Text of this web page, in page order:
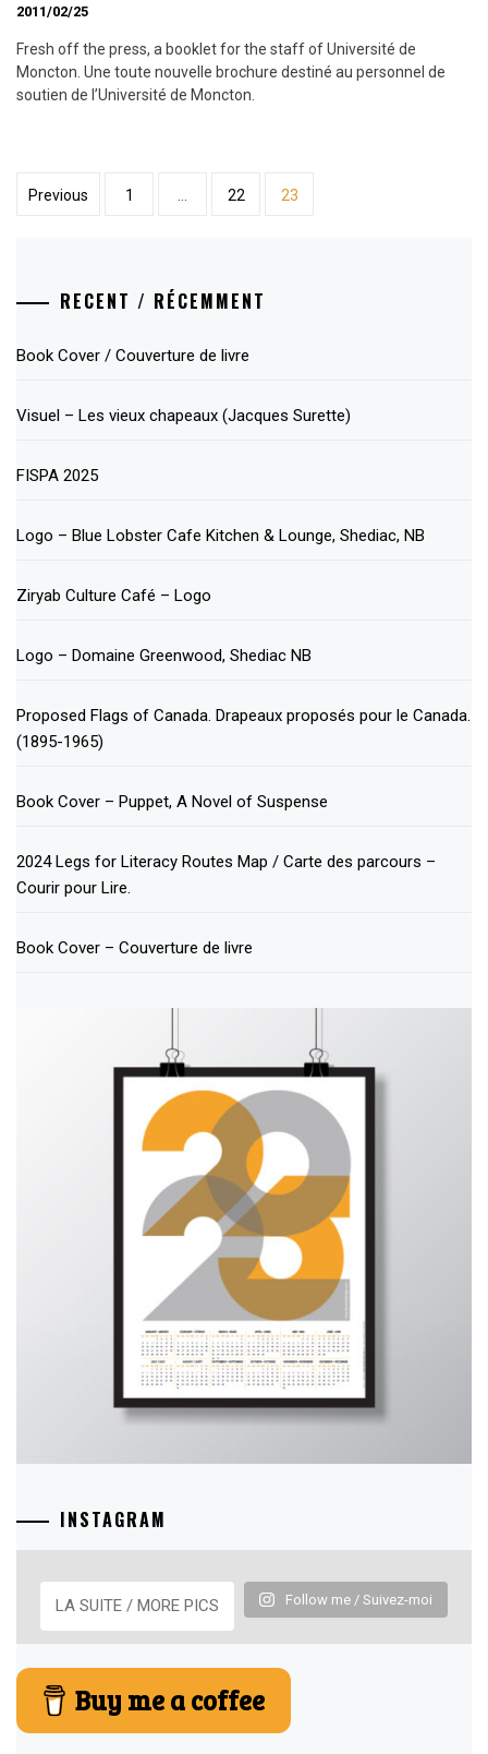
2011/02/25
Fresh off the press, a booklet for the staff of Université de
Moncton. Une toute nouvelle brochure destiné au personnel de
soutien de l’Université de Moncton.
Posts
Previous 1 22 23
RECENT / RÉCEMMENT
Book Cover / Couverture de livre
Visuel – Les vieux chapeaux (Jacques Surette)
FISPA 2025
Logo – Blue Lobster Cafe Kitchen & Lounge, Shediac, NB
Ziryab Culture Café – Logo
Logo – Domaine Greenwood, Shediac NB
Proposed Flags of Canada. Drapeaux proposés pour le Canada.
(1895-1965)
Book Cover – Puppet, A Novel of Suspense
2024 Legs for Literacy Routes Map / Carte des parcours –
Courir pour Lire.
Book Cover – Couverture de livre
INSTAGRAM
LA SUITE / MORE PICS Follow me / Suivez-moi
Buy me a coffee